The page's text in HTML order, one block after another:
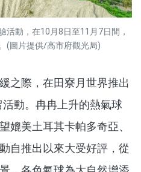
活動，在10月8日至11月7日間，
(圖片提供/高市府觀光局)
際，在田寮月世界推出
活動。冉冉上升的熱氣球
媲美土耳其卡帕多奇亞、
自推出以來大受好評，從